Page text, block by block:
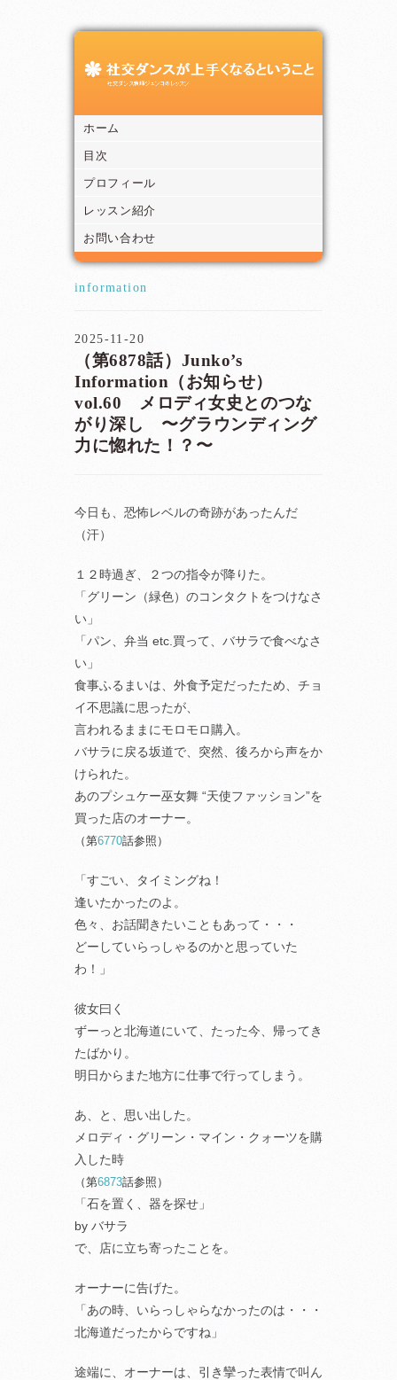
ホーム
目次
プロフィール
レッスン紹介
お問い合わせ
information
2025-11-20
（第6878話）Junko’s
Information（お知らせ）
vol.60 メロディ女史とのつな
がり深し 〜グラウンディング
力に惚れた！？〜
今日も、恐怖レベルの奇跡があったんだ
（汗）
１２時過ぎ、２つの指令が降りた。
「グリーン（緑色）のコンタクトをつけなさ
い」
「パン、弁当 etc.買って、バサラで食べなさ
い」
食事ふるまいは、外食予定だったため、チョ
イ不思議に思ったが、
言われるままにモロモロ購入。
バサラに戻る坂道で、突然、後ろから声をか
けられた。
あのプシュケー巫女舞 “天使ファッション”を
買った店のオーナー。
（第6770話参照）
「すごい、タイミングね！
逢いたかったのよ。
色々、お話聞きたいこともあって・・・
どーしていらっしゃるのかと思っていた
わ！」
彼女曰く
ずーっと北海道にいて、たった今、帰ってき
たばかり。
明日からまた地方に仕事で行ってしまう。
あ、と、思い出した。
メロディ・グリーン・マイン・クォーツを購
入した時
（第6873話参照）
「石を置く、器を探せ」
by バサラ
で、店に立ち寄ったことを。
オーナーに告げた。
「あの時、いらっしゃらなかったのは・・・
北海道だったからですね」
途端に、オーナーは、引き攣った表情で叫ん